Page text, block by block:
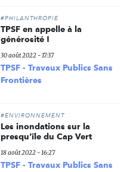
#PHILANTHROPIE
TPSF en appelle à la
générosité !
30 août 2022 - 17:37
TPSF - Travaux Publics Sans
Frontières
#ENVIRONNEMENT
Les inondations sur la
presqu'île du Cap Vert
18 août 2022 - 16:27
TPSF - Travaux Publics Sans